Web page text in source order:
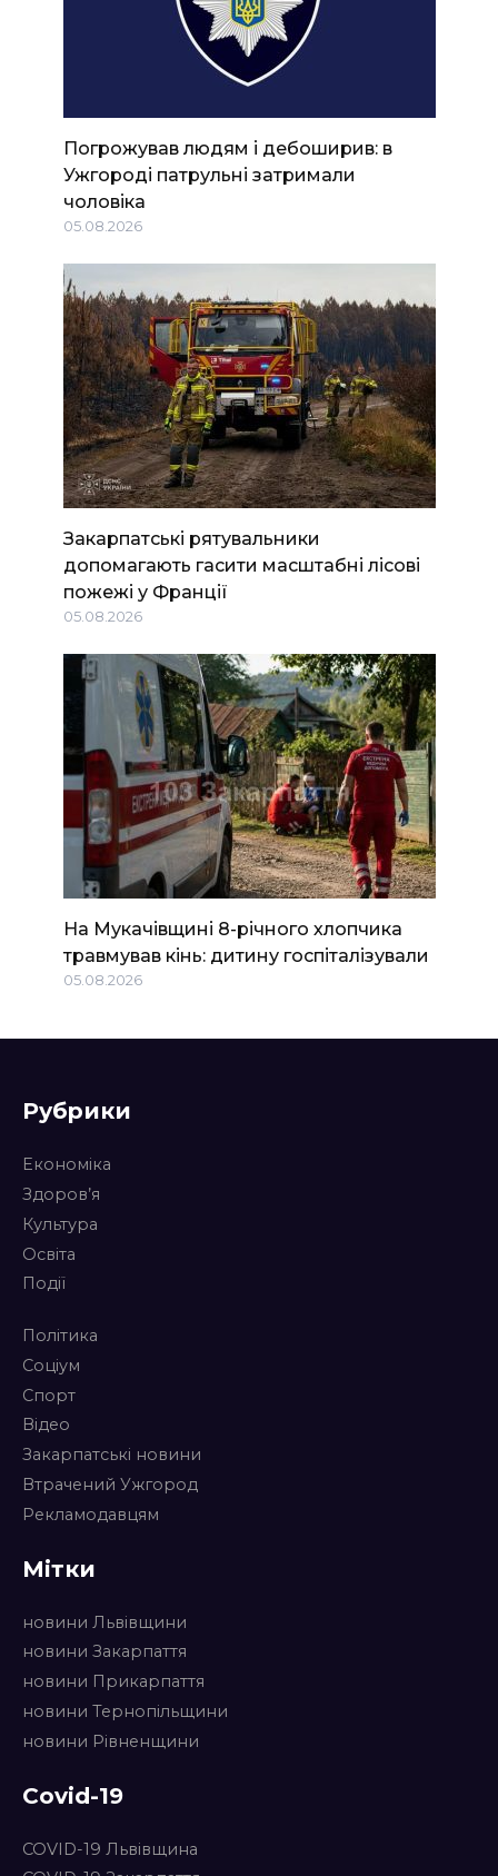
Погрожував людям і дебоширив: в
Ужгороді патрульні затримали
чоловіка
05.08.2026
Закарпатські рятувальники
допомагають гасити масштабні лісові
пожежі у Франції
05.08.2026
На Мукачівщині 8-річного хлопчика
травмував кінь: дитину госпіталізували
05.08.2026
Рубрики
Економіка
Здоров’я
Культура
Освіта
Події
Політика
Соціум
Спорт
Відео
Закарпатські новини
Втрачений Ужгород
Рекламодавцям
Мітки
новини Львівщини
новини Закарпаття
новини Прикарпаття
новини Тернопільщини
новини Рівненщини
Covid-19
COVID-19 Львівщина